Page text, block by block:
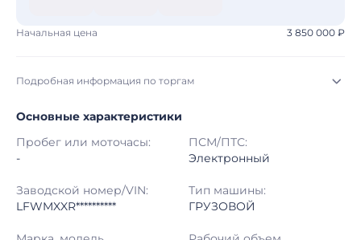
Начальная цена 3 850 000 ₽
Подробная информация по торгам
Начало торгов: 06.08.2026, 20:04 МСК
13.08.2026, 20:45 МСК
Тип аукциона: Открытые торги
Основные характеристики
Пробег или моточасы:
-
ПСМ/ПТС:
Электронный
Заводской номер/VIN:
LFWMXXR**********
Тип машины:
ГРУЗОВОЙ